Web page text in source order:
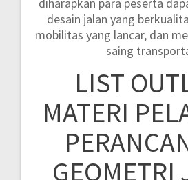
desain jalan yang
mobilitas yang lancar, dan
saing
LIST
MATERI
GEOMETRI